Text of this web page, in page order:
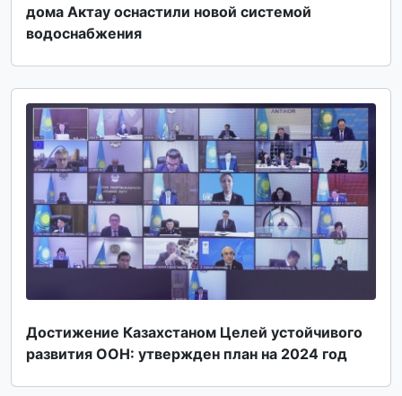
дома Актау оснастили новой системой
водоснабжения
Достижение Казахстаном Целей устойчивого
развития ООН: утвержден план на 2024 год